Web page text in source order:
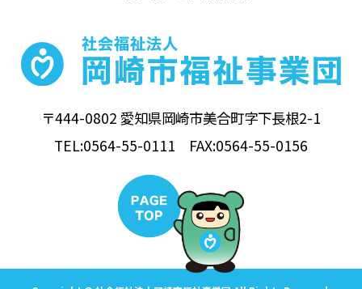
〒444-0802 愛知県岡崎市美合町字下長根2-1
TEL:0564-55-0111 FAX:0564-55-0156